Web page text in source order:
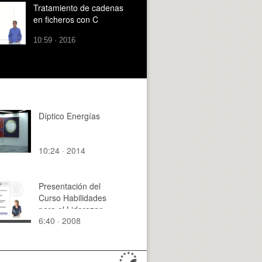
Tratamiento de cadenas
en ficheros con C
10:59 · 2016
Díptico Energías
10:24 · 2014
Presentación del
Curso Habilidades
para el Liderazgo
6:40 · 2008